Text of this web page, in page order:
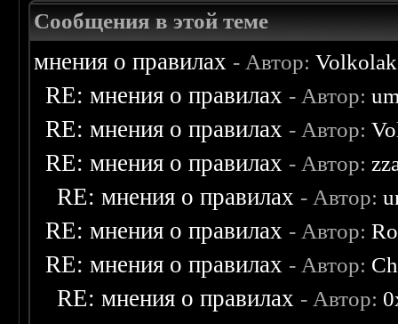
Сообщения в этой теме
мнения о правилах - Автор:Volkolak
RE: мнения о правилах - Автор:
RE: мнения о правилах - Автор:
RE: мнения о правилах - Автор:
RE: мнения о правилах - Автор:
RE: мнения о правилах - Автор:
RE: мнения о правилах - Автор:
RE: мнения о правилах - Автор: